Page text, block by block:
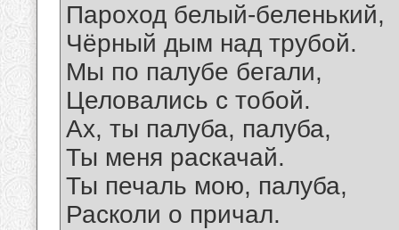
Пароход белый-беленький,
Чёрный дым над трубой.
Мы по палубе бегали,
Целовались с тобой.
Ах, ты палуба, палуба,
Ты меня раскачай.
Ты печаль мою, палуба,
Расколи о причал.